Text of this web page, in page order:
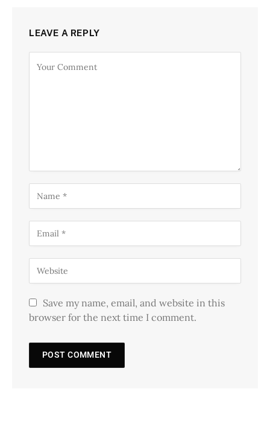
LEAVE A REPLY
Save my name, email, and website in this
browser for the next time I comment.